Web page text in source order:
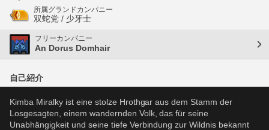
所属グランドカンパニー
双蛇党 / 少牙士
フリーカンパニー
An Dorus Domhair
自己紹介
Kimba Miralky ist eine stolze Hrothgar aus dem Stamm der
Losgesagten, einem wandernden Volk, das für seine
Unabhängigkeit und seine tiefe Verbindung zur Wildnis bekannt